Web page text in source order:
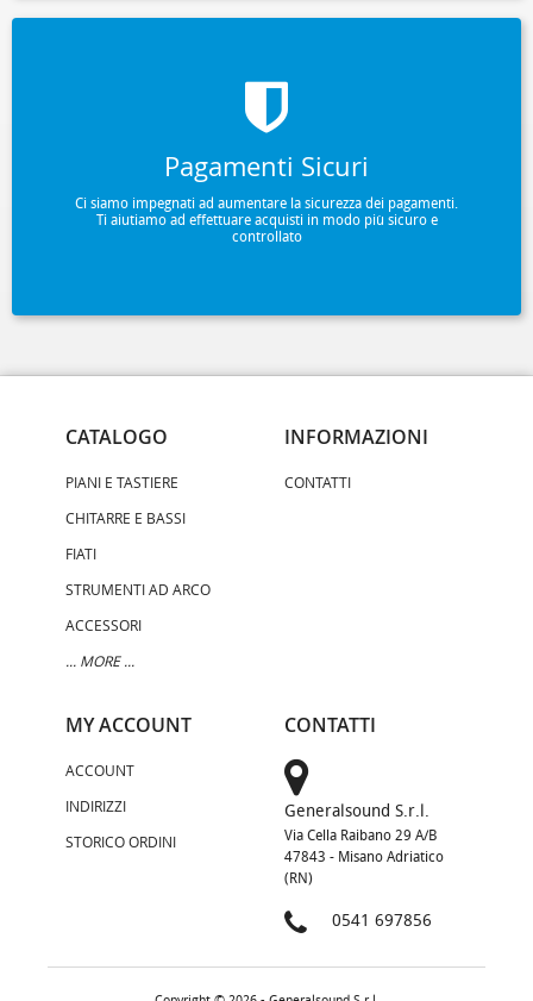
Pagamenti Sicuri
Ci siamo impegnati ad aumentare la sicurezza dei pagamenti.
Ti aiutiamo ad effettuare acquisti in modo più sicuro e
controllato
CATALOGO
PIANI E TASTIERE
CHITARRE E BASSI
FIATI
STRUMENTI AD ARCO
ACCESSORI
... MORE ...
INFORMAZIONI
CONTATTI
MY ACCOUNT
ACCOUNT
INDIRIZZI
STORICO ORDINI
CONTATTI
Generalsound S.r.l.
Via Cella Raibano 29 A/B
47843 - Misano Adriatico
(RN)
0541 697856